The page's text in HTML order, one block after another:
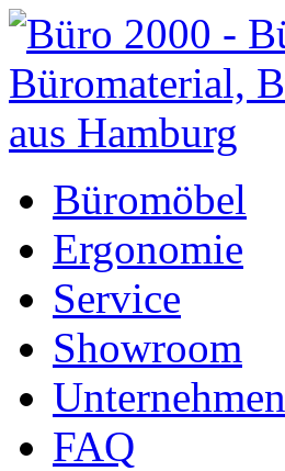
Büromöbel
Ergonomie
Service
Showroom
Unternehmen
FAQ